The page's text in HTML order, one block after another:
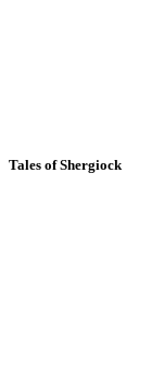
Tales of Shergiock